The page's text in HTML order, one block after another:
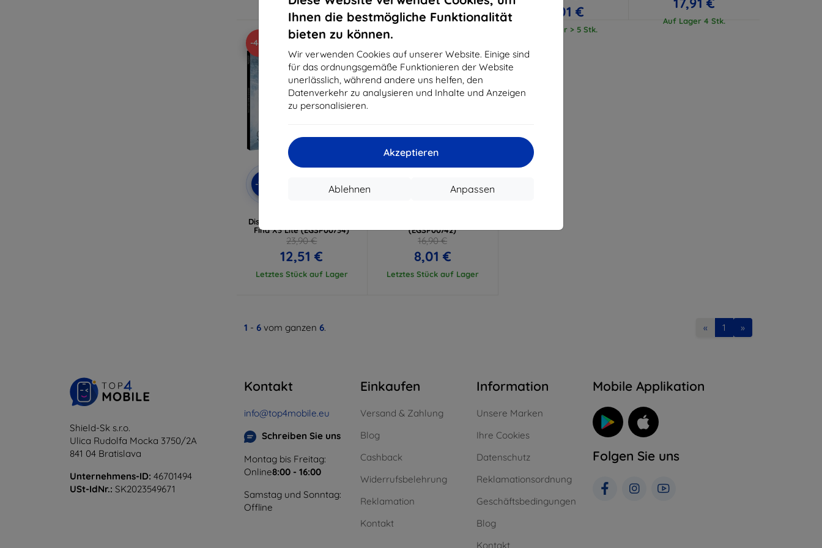
Ihnen die bestmögliche Funktionalität
bieten zu können.
Wir verwenden Cookies auf unserer Website. Einige sind
für das ordnungsgemäße Funktionieren der Website
unerlässlich, während andere uns helfen, den
Datenverkehr zu analysieren und Inhalte und Anzeigen
zu personalisieren.
Akzeptieren
Anpassen
Ablehnen
Auf Lager > 5 Stk. Auf Lager > 5 Stk.
17,01 €
Auf Lager > 5 Stk.
Auf Lager 4 Stk.
-48%
-10% EXTRA10
Displayschutzglas für Oppo
Find X3 Lite (EGSP00734)
23,90 €
12,51 €
Letztes Stück auf Lager
Gutschein
(EGSP00742)
16,90 €
8,01 €
Letztes Stück auf Lager
1 - 6 vom ganzen 6. « 1 »
Shield-Sk s.r.o.
Ulica Rudolfa Mocka 3750/2A
841 04 Bratislava
Unternehmens-ID: 46701494
USt-IdNr.: SK2023549671
Kontakt
info@top4mobile.eu
Schreiben Sie uns
Montag bis Freitag:
Online8:00 - 16:00
Samstag und Sonntag:
Offline
Einkaufen
Versand & Zahlung
Blog
Cashback
Widerrufsbelehrung
Reklamation
Kontakt
Information
Unsere Marken
Ihre Cookies
Datenschutz
Reklamationsordnung
Geschäftsbedingungen
Blog
Kontakt
Mobile Applikation
Folgen Sie uns